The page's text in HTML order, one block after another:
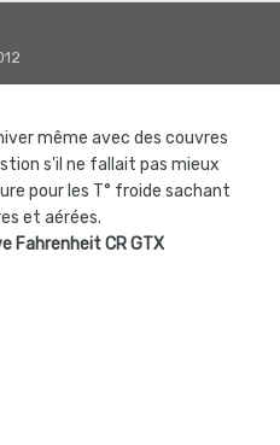
même avec des couvres
s'il ne fallait pas mieux
pour les T° froide sachant
et aérées.
Fahrenheit CR GTX